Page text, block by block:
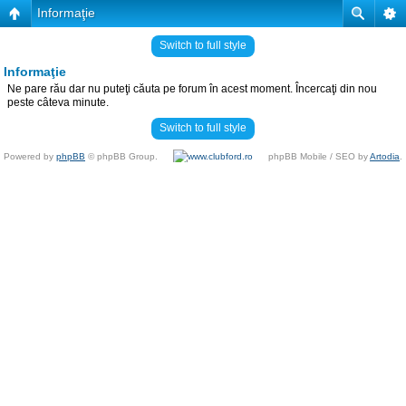
Informaţie
Switch to full style
Informaţie
Ne pare rău dar nu puteţi căuta pe forum în acest moment. Încercaţi din nou
peste câteva minute.
Switch to full style
Powered by phpBB © phpBB Group. phpBB Mobile / SEO byArtodia